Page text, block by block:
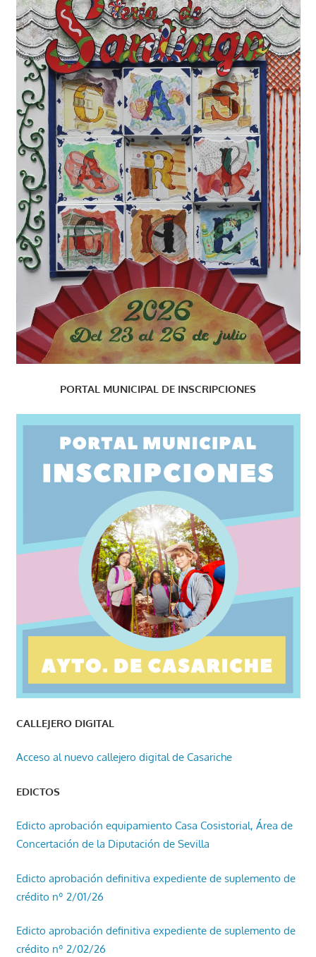
PORTAL MUNICIPAL DE INSCRIPCIONES
CALLEJERO DIGITAL
Acceso al nuevo callejero digital de Casariche
EDICTOS
Edicto aprobación equipamiento Casa Cosistorial, Área de
Concertación de la Diputación de Sevilla
Edicto aprobación definitiva expediente de suplemento de
crédito nº 2/01/26
Edicto aprobación definitiva expediente de suplemento de
crédito nº 2/02/26